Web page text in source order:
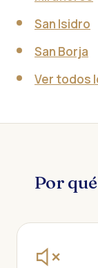
San Isidro
San Borja
Ver todos
Por